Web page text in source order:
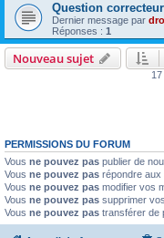
Question
Dernier message par
Réponses : 1
Nouveau sujet
PERMISSIONS DU FORUM
Vous ne pouvez pas publier de
Vous ne pouvez pas répondre
Vous ne pouvez pas modifier vos
Vous ne pouvez pas supprimer
Vous ne pouvez pas transférer de